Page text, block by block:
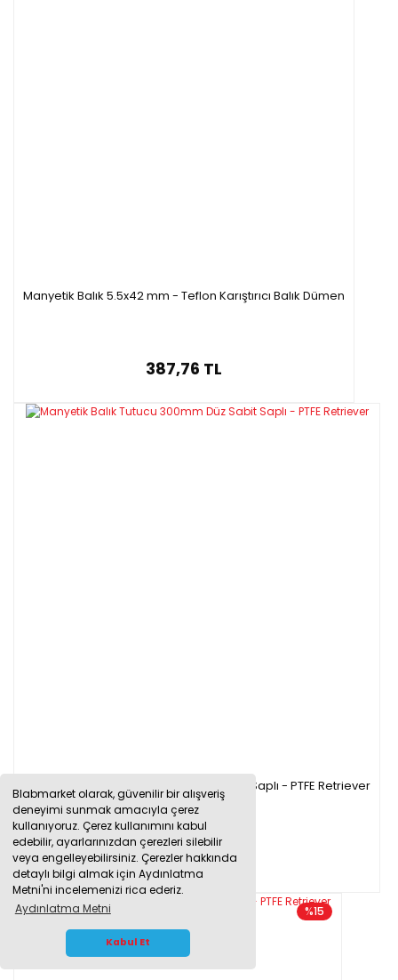
Blabmarket olarak, güvenilir bir alışveriş
deneyimi sunmak amacıyla çerez
kullanıyoruz. Çerez kullanımını kabul
edebilir, ayarlarınızdan çerezleri silebilir
veya engelleyebilirsiniz. Çerezler hakkında
detaylı bilgi almak için Aydınlatma
Metni'ni incelemenizi rica ederiz.
Aydınlatma Metni
Kabul Et
Manyetik Balık 5.5x42 mm - Teflon Karıştırıcı Balık Dümen
387,76 TL
Manyetik Balık Tutucu 300mm Düz Sabit Saplı - PTFE Retriever
639,96 TL
%15
WHATSAPP İLETİŞİM